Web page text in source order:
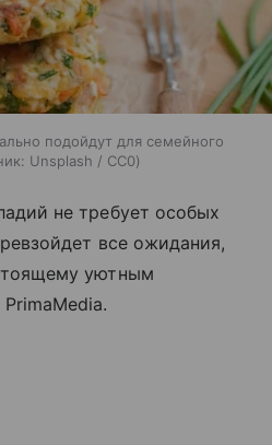
подойдут для семейного
Unsplash / CC0
не требует особых
все ожидания,
уютным